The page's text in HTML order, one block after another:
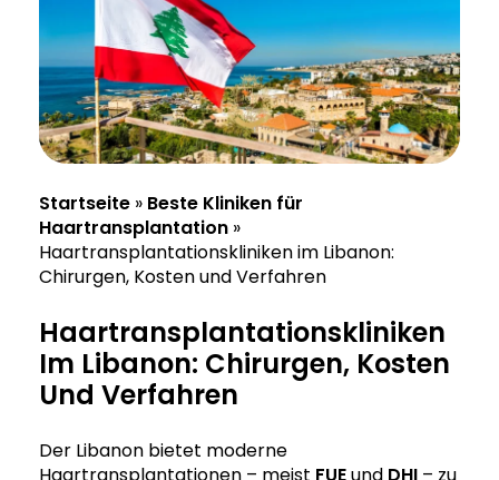
Startseite » Beste Kliniken für
Haartransplantation »
Haartransplantationskliniken im Libanon:
Chirurgen, Kosten und Verfahren
Haartransplantationskliniken
Im Libanon: Chirurgen, Kosten
Und Verfahren
Der Libanon bietet moderne